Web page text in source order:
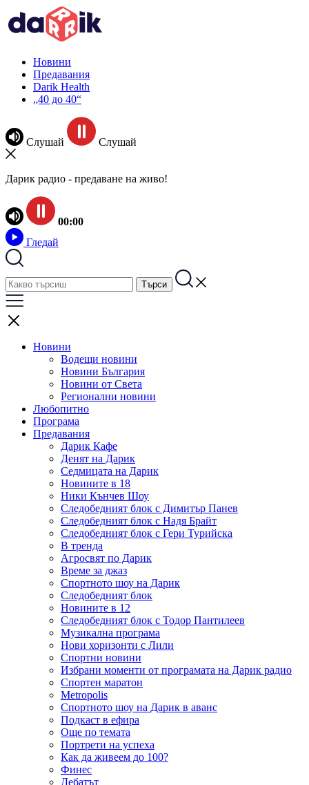
Новини
Предавания
Darik Health
„40 до 40“
Слушай Слушай
Дарик радио - предаване на живо!
00:00
Гледай
Новини
Водещи новини
Новини България
Новини от Света
Регионални новини
Любопитно
Програма
Предавания
Дарик Кафе
Денят на Дарик
Седмицата на Дарик
Новините в 18
Ники Кънчев Шоу
Следобедният блок с Димитър Панев
Следобедният блок с Надя Брайт
Следобедният блок с Гери Турийска
В тренда
Агросвят по Дарик
Време за джаз
Спортното шоу на Дарик
Следобедният блок
Новините в 12
Следобедният блок с Тодор Пантилеев
Музикална програма
Нови хоризонти с Лили
Спортни новини
Избрани моменти от програмата на Дарик радио
Спортен маратон
Metropolis
Спортното шоу на Дарик в аванс
Подкаст в ефира
Още по темата
Портрети на успеха
Как да живеем до 100?
Финес
Дебатът